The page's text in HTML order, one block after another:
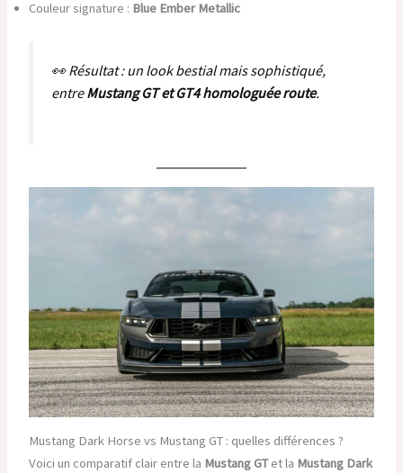
Couleur signature : Blue Ember Metallic
👀 Résultat : un look bestial mais sophistiqué,
entreMustang GT et GT4 homologuée route.
Mustang Dark Horse vs Mustang GT : quelles différences ?
Voici un comparatif clair entre la Mustang GTet la Mustang Dark